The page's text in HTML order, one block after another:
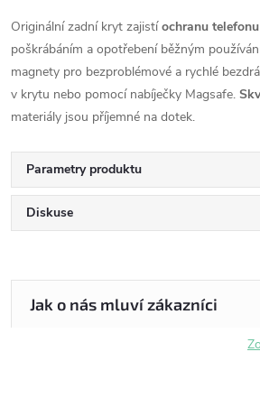
Originální zadní kryt zajistí ochranu telefonu
poškrábáním a opotřebení běžným
magnety pro bezproblémové a rychlé
v krytu nebo pomocí nabíječky Magsafe.
materiály jsou příjemné na dotek.
Parametry produktu
Diskuse